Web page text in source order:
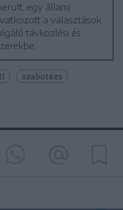
egy állami
a választások
távközlési és
szabotázs